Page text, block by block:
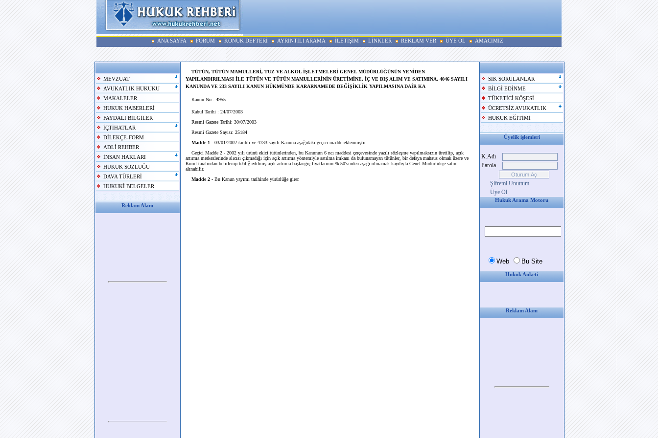
ANA SAYFA FORUM KONUK DEFTERİ AYRINTILI ARAMA İLETİŞİM LİNKLER REKLAM VER ÜYE OL AMACIMIZ
MEVZUAT
AVUKATLIK HUKUKU
MAKALELER
HUKUK HABERLERİ
FAYDALI BİLGİLER
İÇTİHATLAR
DİLEKÇE-FORM
ADLİ REHBER
İNSAN HAKLARI
HUKUK SÖZLÜĞÜ
DAVA TÜRLERİ
HUKUKİ BELGELER
Reklam Alanı
TÜTÜN, TÜTÜN MAMULLERİ, TUZ VE ALKOL İŞLETMELERİ GENEL MÜDÜRLÜĞÜNÜN YENİDEN
YAPILANDIRILMASI İLE TÜTÜN VE TÜTÜN MAMULLERİNİN ÜRETİMİNE, İÇ VE DIŞ ALIM VE SATIMINA, 4046 SAYILI
KANUNDA VE 233 SAYILI KANUN HÜKMÜNDE KARARNAMEDE DEĞİŞİKLİK YAPILMASINA DAİR KA
Kanun No : 4955
Kabul Tarihi : 24/07/2003
Resmi Gazete Tarihi: 30/07/2003
Resmi Gazete Sayısı: 25184
Madde 1 - 03/01/2002 tarihli ve 4733 sayılı Kanuna aşağıdaki geçici madde eklenmiştir.
Geçici Madde 2 - 2002 yılı ürünü ekici tütünlerinden, bu Kanunun 6 ncı maddesi çerçevesinde yazılı sözleşme yapılmaksızın üretilip, açık
artırma merkezlerinde alıcısı çıkmadığı için açık artırma yöntemiyle satılma imkanı da bulunamayan tütünler, bir defaya mahsus olmak üzere ve
Kurul tarafından belirlenip tebliğ edilmiş açık artırma başlangıç fiyatlarının % 50'sinden aşağı olmamak kaydıyla Genel Müdürlükçe satın
alınabilir.
Madde 2 - Bu Kanun yayımı tarihinde yürürlüğe girer.
SIK SORULANLAR
BİLGİ EDİNME
TÜKETİCİ KÖŞESİ
ÜCRETSİZ AVUKATLIK
HUKUK EĞİTİMİ
Üyelik işlemleri
K.Adı
Parola
Şifremi Unuttum
Üye Ol
Hukuk Arama Motoru
Hukuk Anketi
Reklam Alanı